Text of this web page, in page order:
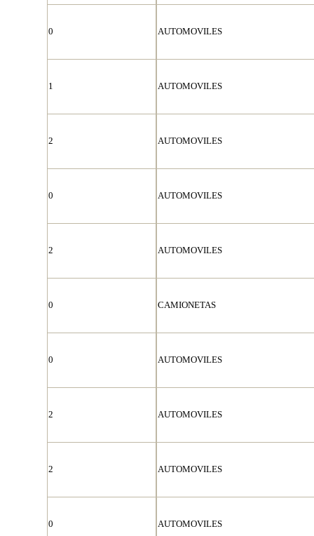
0 AUTOMOVILES
1 AUTOMOVILES
2 AUTOMOVILES
0 AUTOMOVILES
2 AUTOMOVILES
0 CAMIONETAS
0 AUTOMOVILES
2 AUTOMOVILES
2 AUTOMOVILES
0 AUTOMOVILES